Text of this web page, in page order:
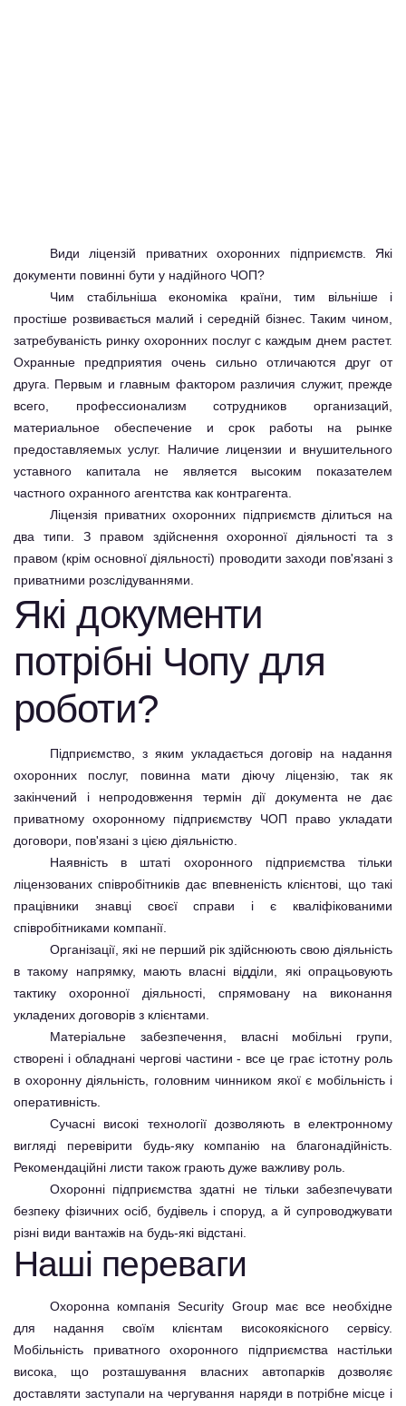
Види ліцензій приватних охоронних підприємств. Які
документи повинні бути у надійного ЧОП?
Чим стабільніша економіка країни, тим вільніше і
простіше розвивається малий і середній бізнес. Таким чином,
затребуваність ринку охоронних послугс каждым днем растет.
Охранные предприятия очень сильно отличаются друг от
друга. Первым и главным фактором различия служит, прежде
всего, профессионализм сотрудников организаций,
материальное обеспечение и срок работы на рынке
предоставляемых услуг. Наличие лицензии и внушительного
уставного капитала не является высоким показателем
частного охранного агентства как контрагента.
Ліцензія приватних охоронних підприємств ділиться на
два типи. З правом здійснення охоронної діяльності та з
правом (крім основної діяльності) проводити заходи пов'язані з
приватними розслідуваннями.
Які документи
потрібні Чопу для
роботи?
Підприємство, з яким укладається договір на надання
охоронних послуг, повинна мати діючу ліцензію, так як
закінчений і непродовження термін дії документа не дає
приватному охоронному підприємству ЧОП право укладати
договори, пов'язані з цією діяльністю.
Наявність в штаті охоронного підприємства тільки
ліцензованих співробітників дає впевненість клієнтові, що такі
працівники знавці своєї справи і є кваліфікованими
співробітниками компанії.
Організації, які не перший рік здійснюють свою діяльність
в такому напрямку, мають власні відділи, які опрацьовують
тактику охоронної діяльності, спрямовану на виконання
укладених договорів з клієнтами.
Матеріальне забезпечення, власні мобільні групи,
створені і обладнані чергові частини - все це грає істотну роль
в охоронну діяльність, головним чинником якої є мобільність і
оперативність.
Сучасні високі технології дозволяють в електронному
вигляді перевірити будь-яку компанію на благонадійність.
Рекомендаційні листи також грають дуже важливу роль.
Охоронні підприємства здатні не тільки забезпечувати
безпеку фізичних осіб, будівель і споруд, а й супроводжувати
різні види вантажів на будь-які відстані.
Наші переваги
Охоронна компанія Security Group має все необхідне
для надання своїм клієнтам високоякісного сервісу.
Мобільність приватного охоронного підприємства настільки
висока, що розташування власних автопарків дозволяє
доставляти заступали на чергування наряди в потрібне місце і